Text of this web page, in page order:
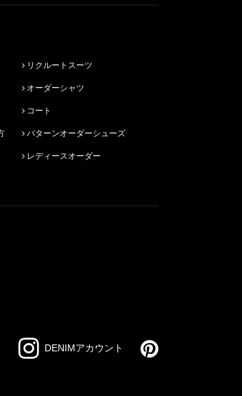
リクルートスーツ
オーダーシャツ
コート
パターンオーダーシューズ
レディースオーダー
DENIMアカウント